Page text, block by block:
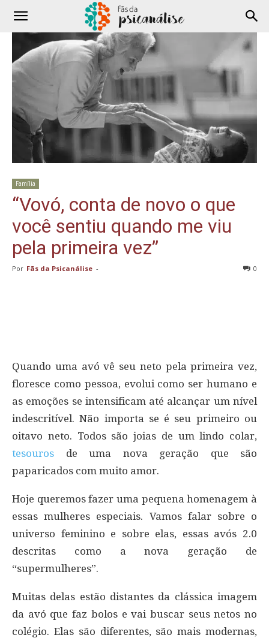
Família
“Vovó, conta de novo o que
você sentiu quando me viu
pela primeira vez”
Por Fãs da Psicanálise - 0
Quando uma avó vê seu neto pela primeira vez,
floresce como pessoa, evolui como ser humano e
as emoções se intensificam até alcançar um nível
indescritível. Não importa se é seu primeiro ou
oitavo neto. Todos são joias de um lindo colar,
tesouros de uma nova geração que são
paparicados com muito amor.
Hoje queremos fazer uma pequena homenagem à
essas mulheres especiais. Vamos falar sobre o
universo feminino e sobre elas, essas avós 2.0
descritas como a nova geração de
“supermulheres”.
Muitas delas estão distantes da clássica imagem
da avó que faz bolos e vai buscar seus netos no
colégio. Elas são diferentes, são mais modernas,